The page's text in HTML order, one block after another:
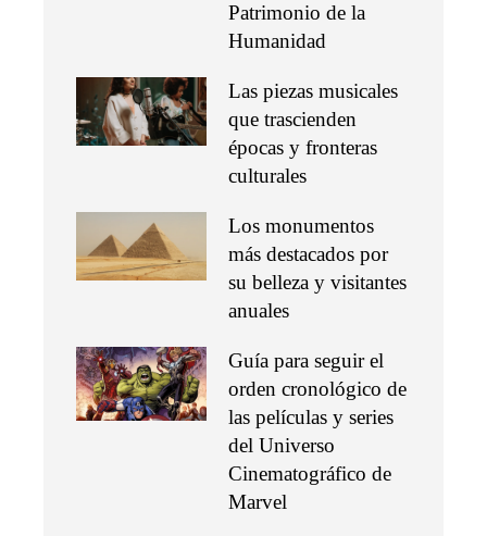
Patrimonio de la
Humanidad
Las piezas musicales
que trascienden
épocas y fronteras
culturales
Los monumentos
más destacados por
su belleza y visitantes
anuales
Guía para seguir el
orden cronológico de
las películas y series
del Universo
Cinematográfico de
Marvel